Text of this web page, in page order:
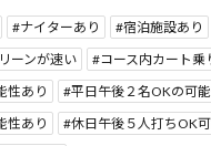
ナイターあり
宿泊施設あり
ーンが速い
コース内カート乗
性あり
平日午後２名OKの可
性あり
休日午後５人打ちOK